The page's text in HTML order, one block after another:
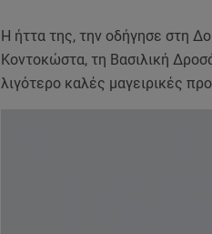
Η ήττα της, την οδήγησε στη
Κοντοκώστα, τη Βασιλική
λιγότερο καλές μαγειρικές